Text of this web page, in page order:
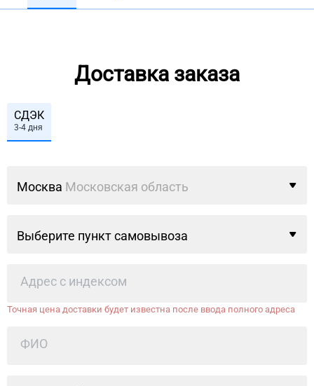
Доставка заказа
СДЭК
3-4 дня
Москва Московская область
Выберите пункт самовывоза
Точная цена доставки будет известна после ввода полного адреса